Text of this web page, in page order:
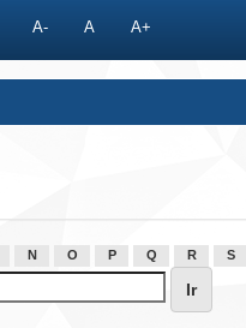
A- A A+
N O P Q R S